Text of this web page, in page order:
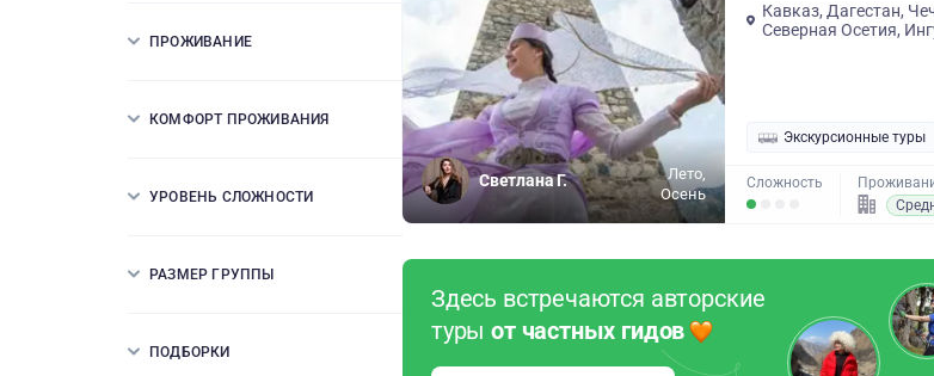
ПРОЖИВАНИЕ
КОМФОРТ ПРОЖИВАНИЯ
УРОВЕНЬ СЛОЖНОСТИ
РАЗМЕР ГРУППЫ
ПОДБОРКИ
Светлана Г.
Лето,
Осень
Кавказ, Дагестан,
Северная Осетия,
Экскурсионные туры
Сложность
Здесь встречаются авторские
турыот частных гидов